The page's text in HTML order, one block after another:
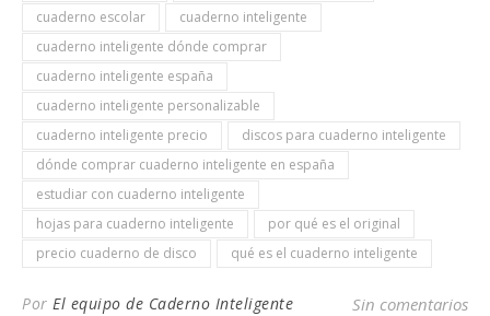
cuaderno escolar
cuaderno inteligente
cuaderno inteligente dónde comprar
cuaderno inteligente españa
cuaderno inteligente personalizable
cuaderno inteligente precio
discos para cuaderno inteligente
dónde comprar cuaderno inteligente en españa
estudiar con cuaderno inteligente
hojas para cuaderno inteligente
por qué es el original
precio cuaderno de disco
qué es el cuaderno inteligente
Por El equipo de Caderno Inteligente Sin comentarios